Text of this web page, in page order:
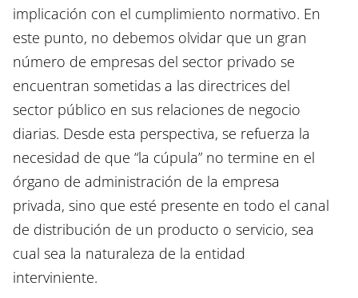
implicación con el cumplimiento normativo. En
este punto, no debemos olvidar que un gran
número de empresas del sector privado se
encuentran sometidas a las directrices del
sector público en sus relaciones de negocio
diarias. Desde esta perspectiva, se refuerza la
necesidad de que “la cúpula” no termine en el
órgano de administración de la empresa
privada, sino que esté presente en todo el canal
de distribución de un producto o servicio, sea
cual sea la naturaleza de la entidad
interviniente.